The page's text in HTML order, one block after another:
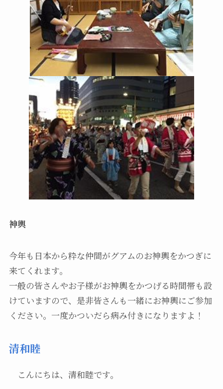
神輿
今年も日本から粋な仲間がグアムのお神輿をかつぎに
来てくれます。
一般の皆さんやお子様がお神輿をかつげる時間帯も設
けていますので、是非皆さんも一緒にお神輿にご参加
ください。一度かついだら病み付きになりますよ！
清和睦
こんにちは、清和睦です。